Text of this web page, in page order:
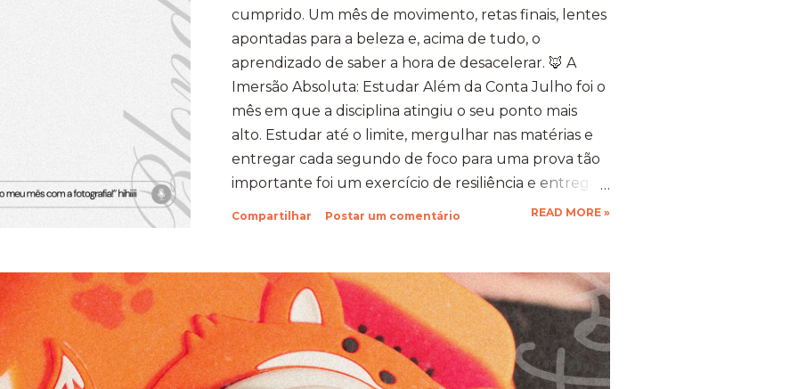
cumprido. Um mês de movimento, retas finais, lentes
apontadas para a beleza e, acima de tudo, o
aprendizado de saber a hora de desacelerar. ​🦊 A
Imersão Absoluta: Estudar Além da Conta ​Julho foi o
mês em que a disciplina atingiu o seu ponto mais
alto. Estudar até o limite, mergulhar nas matérias e
entregar cada segundo de foco para uma prova tão
importante foi um exercício de resiliência e entrega.
Aprendi que quando a gente se compromete de
sabia que tinha. Foi exaustivo, mas foi a prova
concreta da minha própria força. 🦊 A Viagem para
Holambra: O Cenário do Desafio ​Trocar de ar e ir
fazer a prova em Holambra transformou o peso do
compromisso em uma experiência memorável. A
Compartilhar Postar um comentário READ MORE »